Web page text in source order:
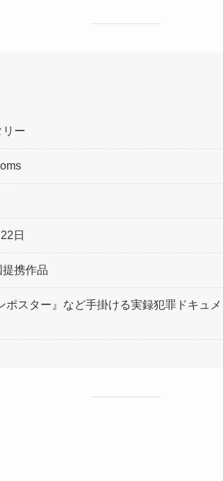
リー
日
提携作品
ポスター』など手掛ける実録犯罪ドキュ